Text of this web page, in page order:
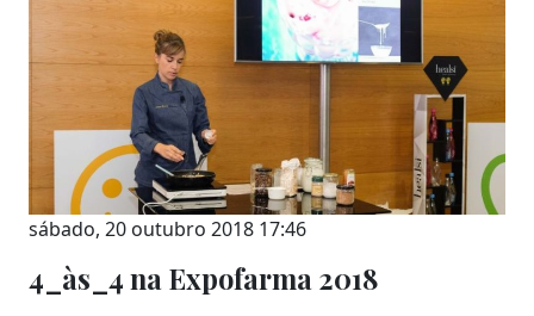
sábado, 20 outubro 2018 17:46
4_às_4 na Expofarma 2018